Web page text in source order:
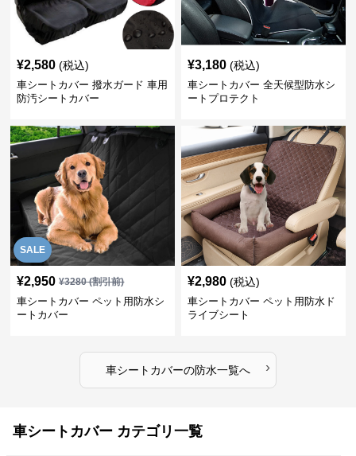
¥2,580 (税込)
車シートカバー 撥水ガード 車用
防汚シートカバー
¥3,180 (税込)
車シートカバー 全天候型防水シ
ートプロテクト
SALE
¥2,950 ¥3280(割引前)
車シートカバー ペット用防水シ
ートカバー
¥2,980 (税込)
車シートカバー ペット用防水ド
ライブシート
車シートカバーの防水一覧へ ›
車シートカバー カテゴリ一覧